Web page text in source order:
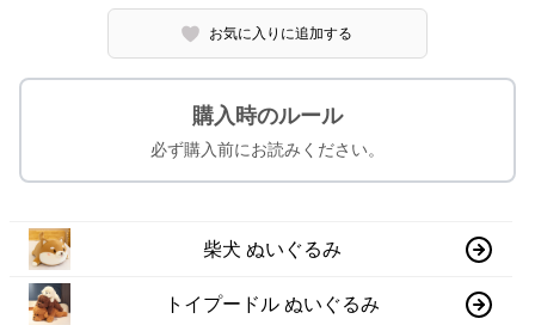
お気に入りに追加する
購入時のルール
必ず購入前にお読みください。
柴犬 ぬいぐるみ
トイプードル ぬいぐるみ